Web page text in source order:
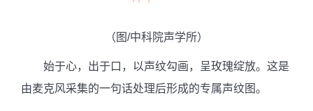
（图/中科院声学所）
始于心，出于口，以声纹勾画，呈玫瑰绽放。这是
由麦克风采集的一句话处理后形成的专属声纹图。